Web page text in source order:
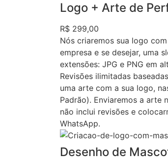
Logo + Arte de
R$ 299,00
Nós criaremos sua logo
empresa e se desejar, uma
extensões: JPG e PNG em
Revisões ilimitadas
uma arte com a sua logo,
Padrão). Enviaremos a arte
não inclui revisões e
WhatsApp.
Desenho de